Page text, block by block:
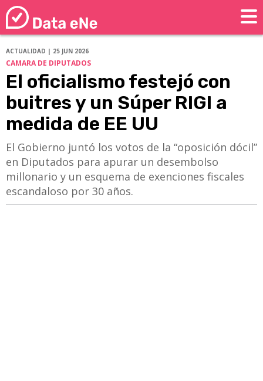
ACTUALIDAD | 25 JUN 2026
CAMARA DE DIPUTADOS
El oficialismo festejó con
buitres y un Súper RIGI a
medida de EE UU
El Gobierno juntó los votos de la “oposición dócil”
en Diputados para apurar un desembolso
millonario y un esquema de exenciones fiscales
escandaloso por 30 años.